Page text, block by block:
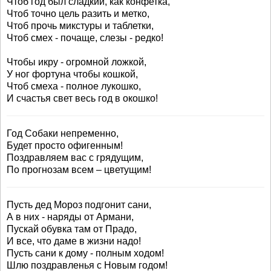
Чтоб точно цель разить и метко,
Чтоб прочь микстуры и таблетки,
Чтоб смех - почаще, слезы - редко!
Чтобы икру - огромной ложкой,
У ног фортуна чтобы кошкой,
Чтоб смеха - полное лукошко,
И счастья свет весь год в окошко!
Год Собаки непременно,
Будет просто офигенным!
Поздравляем вас с грядущим,
По прогнозам всем – цветущим!
Пусть дед Мороз подгонит сани,
А в них - наряды от Армани,
Пускай обувка там от Прадо,
И все, что даме в жизни надо!
Пусть сани к дому - полным ходом!
Шлю поздравленья с Новым годом!